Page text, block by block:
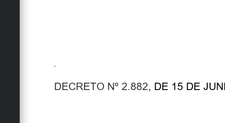
DECRETO Nº 2.882, DE 15 DE